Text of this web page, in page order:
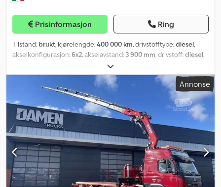
Prisinformasjon Ring
Tilstand: brukt, kjørelengde:400 000 km, drivstofftype:diesel,
akselkonfigurasjon:6x2 , akselavstand: 3 900 mm , drivstoff:diesel
, utslippsklasse:
ABS, aircondition, kran, tilhengerkobling,
Annonse